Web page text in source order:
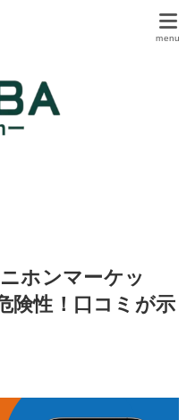
ホンマーケッ
険性！口コミが示